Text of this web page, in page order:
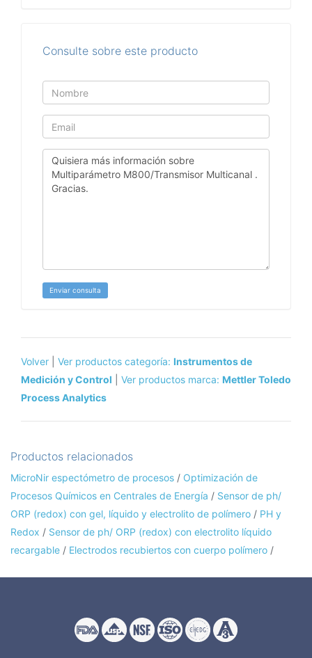
Consulte sobre este producto
Enviar consulta
Volver Ver productos categoría: Instrumentos de
Medición y Control
Ver productos marca: Mettler Toledo
Process Analytics
Productos relacionados
MicroNir espectómetro de procesos / Optimización de
Procesos Químicos en Centrales de Energía / Sensor de ph/
ORP (redox) con gel, líquido y electrolito de polímero / PH y
Redox / Sensor de ph/ ORP (redox) con electrolito líquido
recargable / Electrodos recubiertos con cuerpo polímero /